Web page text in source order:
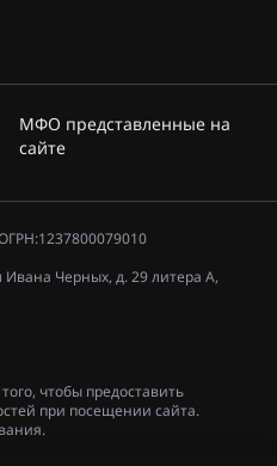
МФО представленные на
сайте
Ивана Черных, д. 29 литера А,
чтобы предоставить
при посещении сайта.